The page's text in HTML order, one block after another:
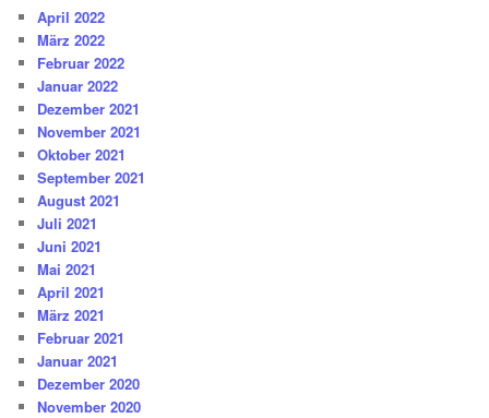
April 2022
März 2022
Februar 2022
Januar 2022
Dezember 2021
November 2021
Oktober 2021
September 2021
August 2021
Juli 2021
Juni 2021
Mai 2021
April 2021
März 2021
Februar 2021
Januar 2021
Dezember 2020
November 2020